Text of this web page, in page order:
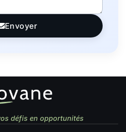
Envoyer
défis en opportunités